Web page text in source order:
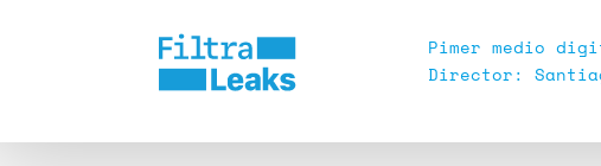
Pimer medio
Director: